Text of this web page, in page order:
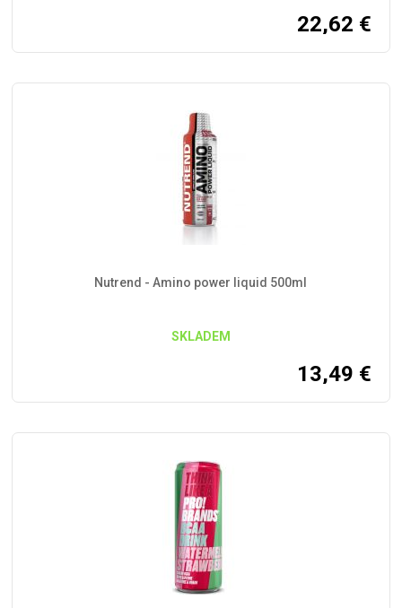
22,62 €
Nutrend - Amino power liquid 500ml
SKLADEM
13,49 €